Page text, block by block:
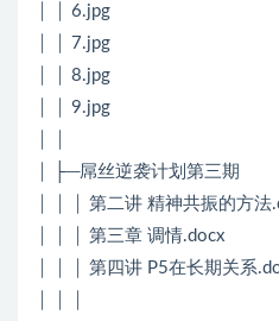
│ │ 6.jpg
│ │ 7.jpg
│ │ 8.jpg
│ │ 9.jpg
│ ├─屌丝逆袭计划第三期
│ │ │ 第二讲 精神共振的方法
│ │ │ 第三章 调情.docx
│ │ │ 第四讲 P5在长期关系